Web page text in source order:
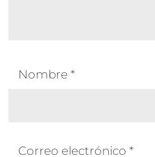
Nombre *
Correo electrónico *